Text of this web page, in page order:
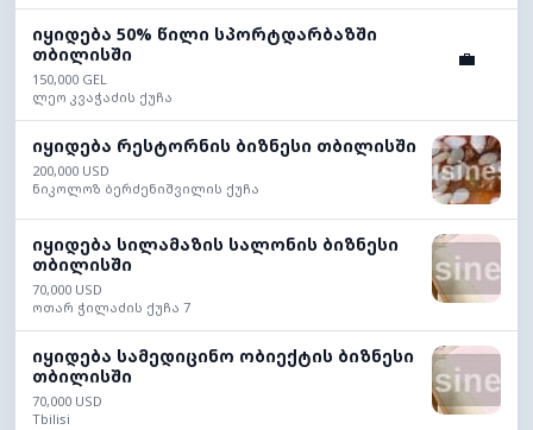
იყიდება 50% წილი სპორტდარბაზში
თბილისში
150,000 GEL
ლეო კვაჭაძის ქუჩა
💼
იყიდება რესტორნის ბიზნესი თბილისში
200,000 USD
ნიკოლოზ ბერძენიშვილის ქუჩა
იყიდება სილამაზის სალონის ბიზნესი
თბილისში
70,000 USD
ოთარ ჭილაძის ქუჩა 7
იყიდება სამედიცინო ობიექტის ბიზნესი
თბილისში
70,000 USD
Tbilisi